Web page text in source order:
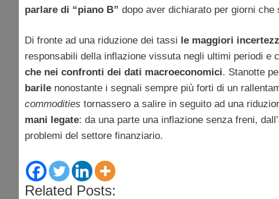
parlare di “piano B” dopo aver dichiarato per giorni
Di fronte ad una riduzione dei tassi le maggiori
responsabili della inflazione vissuta negli ultimi periodi e
che nei confronti dei dati macroeconomici. Stanotte
barile nonostante i segnali sempre più forti di un
commodities tornassero a salire in seguito ad una
mani legate: da una parte una inflazione senza freni,
problemi del settore finanziario.
Related Posts: